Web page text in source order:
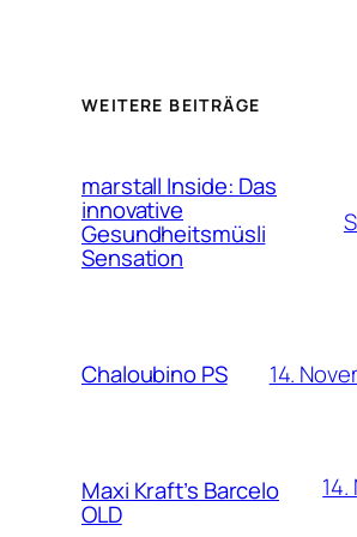
WEITERE BEITRÄGE
marstall Inside: Das
innovative
Gesundheitsmüsli
Sensation
Chaloubino PS 14.
Maxi Kraft’s Barcelo
OLD